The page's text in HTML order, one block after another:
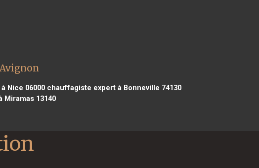
Nice 06000 chauffagiste expert à Bonneville 74130
13140